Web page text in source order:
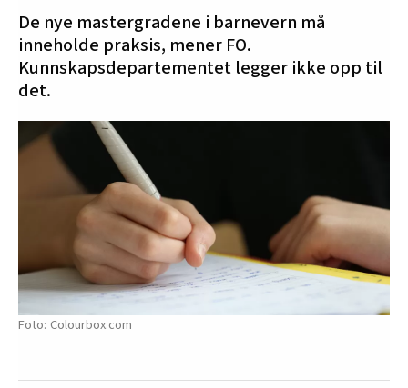
De nye mastergradene i barnevern må
inneholde praksis, mener FO.
Kunnskapsdepartementet legger ikke opp til
det.
Colourbox.com